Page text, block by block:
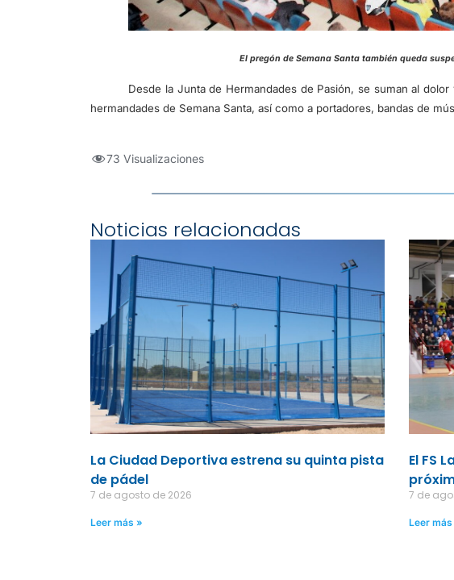
El pregón de Semana Santa también
Desde la Junta de Hermandades de Pasión, se suman al
hermandades de Semana Santa, así como a portadores, bandas de
73 Visualizaciones
Noticias relacionadas
La Ciudad Deportiva estrena su quinta pista
de pádel
7 de agosto de 2026
Leer más »
El FS
7 de
Leer más